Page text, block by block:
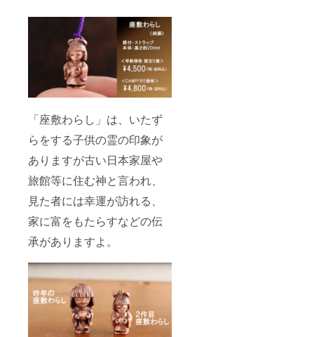
「座敷わらし」は、いたず
らをする子供の霊の印象が
ありますが古い日本家屋や
旅館等に住む神と言われ、
見た者には幸運が訪れる、
家に富をもたらすなどの伝
承がありますよ。